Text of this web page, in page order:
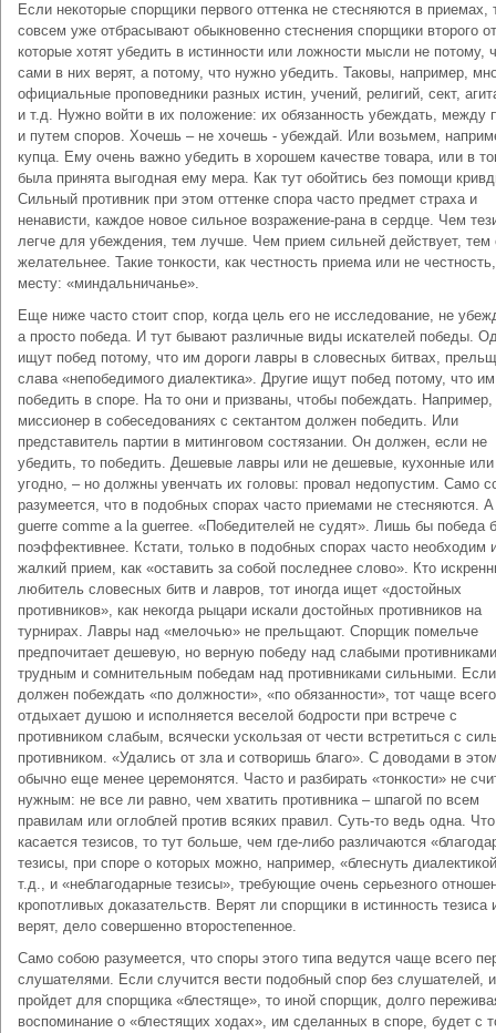
Если некоторые спорщики первого оттенка не стесняются в приемах,
совсем уже отбрасывают обыкновенно стеснения спорщики второго
которые хотят убедить в истинности или ложности мысли не потому,
сами в них верят, а потому, что нужно убедить. Таковы, например,
официальные проповедники разных истин, учений, религий, сект,
и т.д. Нужно войти в их положение: их обязанность убеждать, между
и путем споров. Хочешь – не хочешь - убеждай. Или возьмем,
купца. Ему очень важно убедить в хорошем качестве товара, или в
была принята выгодная ему мера. Как тут обойтись без помощи
Сильный противник при этом оттенке спора часто предмет страха и
ненависти, каждое новое сильное возражение-рана в сердце. Чем
легче для убеждения, тем лучше. Чем прием сильней действует, тем
желательнее. Такие тонкости, как честность приема или не
месту: «миндальничанье».
Еще ниже часто стоит спор, когда цель его не исследование, не
а просто победа. И тут бывают различные виды искателей победы.
ищут побед потому, что им дороги лавры в словесных битвах,
слава «непобедимого диалектика». Другие ищут побед потому, что
победить в споре. На то они и призваны, чтобы побеждать. Например,
миссионер в собеседованиях с сектантом должен победить. Или
представитель партии в митинговом состязании. Он должен, если не
убедить, то победить. Дешевые лавры или не дешевые, кухонные или
угодно, – но должны увенчать их головы: провал недопустим. Само
разумеется, что в подобных спорах часто приемами не стесняются. A
guerre comme a la guerreе. «Победителей не судят». Лишь бы победа
поэффективнее. Кстати, только в подобных спорах часто необходим
жалкий прием, как «оставить за собой последнее слово». Кто
любитель словесных битв и лавров, тот иногда ищет «достойных
противников», как некогда рыцари искали достойных противников на
турнирах. Лавры над «мелочью» не прельщают. Спорщик помельче
предпочитает дешевую, но верную победу над слабыми противниками
трудным и сомнительным победам над противниками сильными.
должен побеждать «по должности», «по обязанности», тот чаще всего
отдыхает душою и исполняется веселой бодрости при встрече с
противником слабым, всячески ускользая от чести встретиться с
противником. «Удались от зла и сотворишь благо». С доводами в
обычно еще менее церемонятся. Часто и разбирать «тонкости» не
нужным: не все ли равно, чем хватить противника – шпагой по всем
правилам или оглоблей против всяких правил. Суть-то ведь одна. Что
касается тезисов, то тут больше, чем где-либо различаются
тезисы, при споре о которых можно, например, «блеснуть
т.д., и «неблагодарные тезисы», требующие очень серьезного
кропотливых доказательств. Верят ли спорщики в истинность тезиса
верят, дело совершенно второстепенное.
Само собою разумеется, что споры этого типа ведутся чаще всего
слушателями. Если случится вести подобный спор без слушателей,
пройдет для спорщика «блестяще», то иной спорщик, долго
воспоминание о «блестящих ходах», им сделанных в споре, будет с